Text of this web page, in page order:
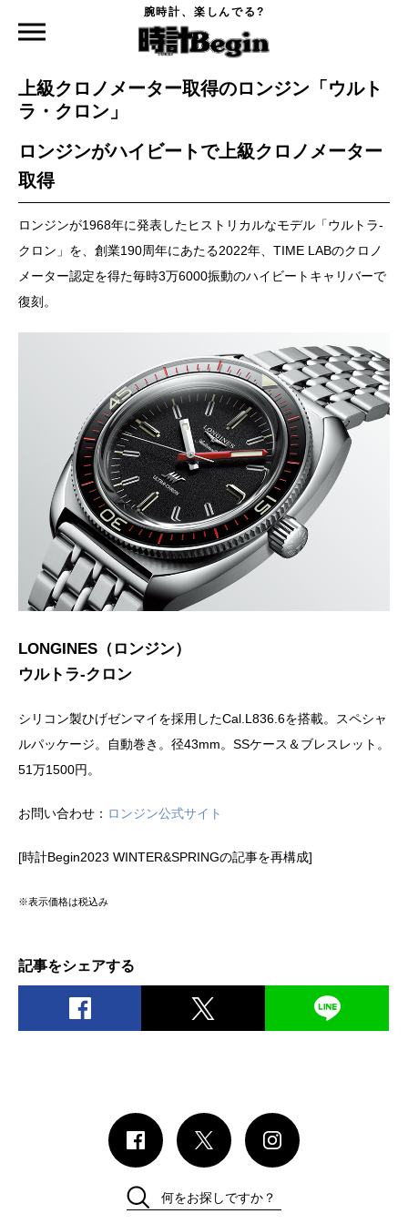
腕時計、楽しんでる?
上級クロノメーター取得のロンジン「ウルトラ・クロン」
上級クロノメーター取得のロンジン「ウルト
ラ・クロン」
ロンジンがハイビートで上級クロノメーター
取得
ロンジンが1968年に発表したヒストリカルなモデル「ウルトラ-
クロン」を、創業190周年にあたる2022年、TIME LABのクロノ
メーター認定を得た毎時3万6000振動のハイビートキャリバーで
復刻。
LONGINES（ロンジン）
ウルトラ-クロン
シリコン製ひげゼンマイを採用したCal.L836.6を搭載。スペシャ
ルパッケージ。自動巻き。径43mm。SSケース＆ブレスレット。
51万1500円。
お問い合わせ： ロンジン公式サイト
[時計Begin2023 WINTER&SPRINGの記事を再構成]
※表示価格は税込み
記事をシェアする
何をお探しですか？